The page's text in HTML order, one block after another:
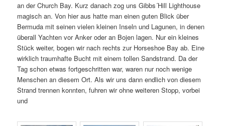
an der Church Bay. Kurz danach zog uns Gibbs´Hill Lighthouse
magisch an. Von hier aus hatte man einen guten Blick über
Bermuda mit seinen vielen kleinen Inseln und Lagunen, in denen
überall Yachten vor Anker oder an Bojen lagen. Nur ein kleines
Stück weiter, bogen wir nach rechts zur Horseshoe Bay ab. Eine
wirklich traumhafte Bucht mit einem tollen Sandstrand. Da der
Tag schon etwas fortgeschritten war, waren nur noch wenige
Menschen an diesem Ort. Als wir uns dann endlich von diesem
Strand trennen konnten, fuhren wir ohne weiteren Stopp, vorbei
und